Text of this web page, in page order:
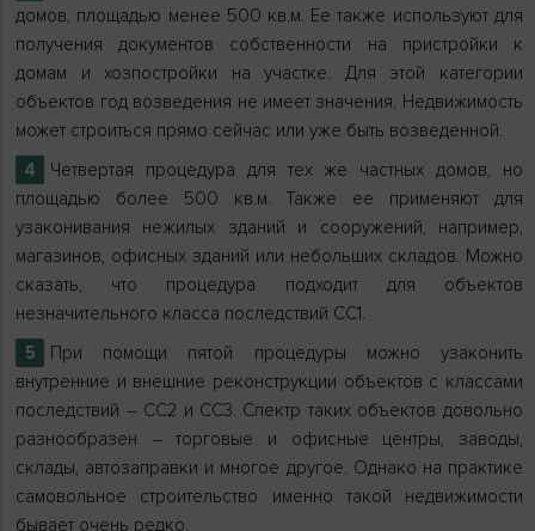
домов, площадью менее 500 кв.м. Ее также используют для
получения документов собственности на пристройки к
домам и хозпостройки на участке. Для этой категории
объектов год возведения не имеет значения. Недвижимость
может строиться прямо сейчас или уже быть возведенной.
Четвертая процедура для тех же частных домов, но
площадью более 500 кв.м. Также ее применяют для
узаконивания нежилых зданий и сооружений, например,
магазинов, офисных зданий или небольших складов. Можно
сказать, что процедура подходит для объектов
незначительного класса последствий СС1.
При помощи пятой процедуры можно узаконить
внутренние и внешние реконструкции объектов с классами
последствий – СС2 и СС3. Спектр таких объектов довольно
разнообразен – торговые и офисные центры, заводы,
склады, автозаправки и многое другое. Однако на практике
самовольное строительство именно такой недвижимости
бывает очень редко.